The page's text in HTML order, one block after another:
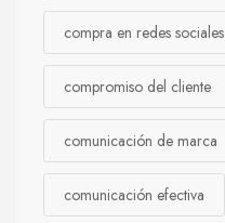
compra en redes sociales
compromiso del cliente
comunicación de marca
comunicación efectiva